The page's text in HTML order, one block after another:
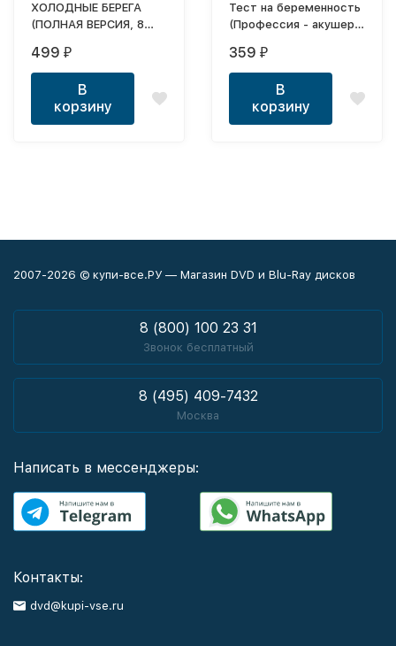
ХОЛОДНЫЕ БЕРЕГА
(ПОЛНАЯ ВЕРСИЯ, 8
499 ₽
В
корзину
Тест на беременность
(Профессия - акушер)
серий, полная версия)
359 ₽
В
корзину
2007-2026 © купи-все.РУ — Магазин DVD и Blu-Ray дисков
8 (800) 100 23 31
Звонок бесплатный
8 (495) 409-7432
Москва
Написать в мессенджеры:
Контакты:
dvd@kupi-vse.ru